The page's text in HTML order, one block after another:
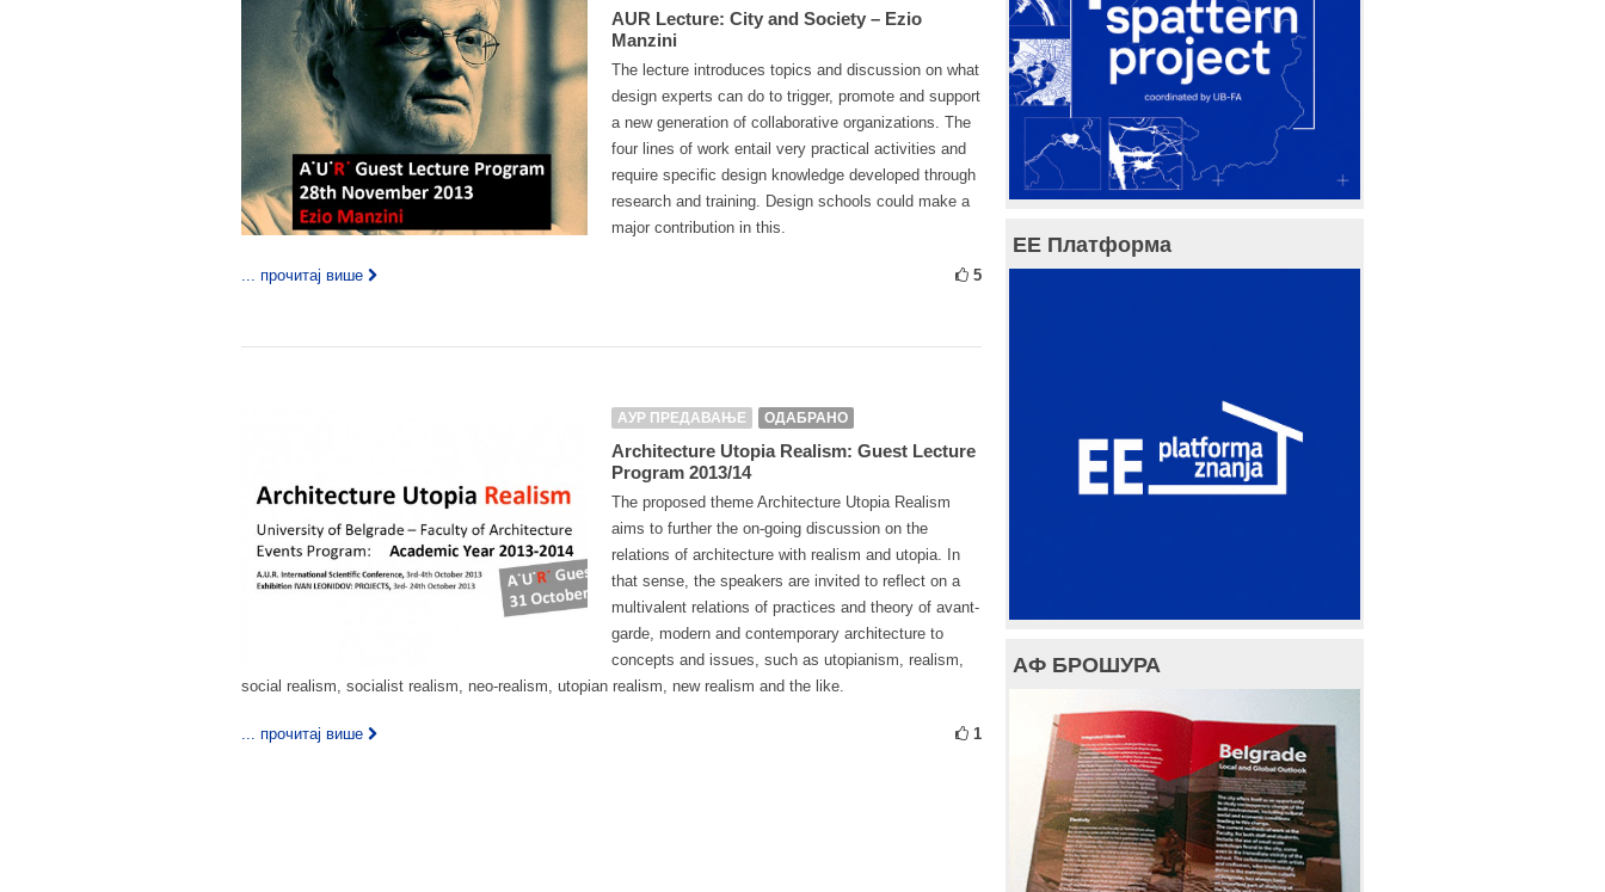
AUR Lecture: City and Society – Ezio
Manzini
The lecture introduces topics and discussion on what
design experts can do to trigger, promote and support
a new generation of collaborative organizations. The
four lines of work entail very practical activities and
require specific design knowledge developed through
research and training. Design schools could make a
major contribution in this.
... прочитај више 5
АУР ПРЕДАВАЊЕ ОДАБРАНО
Architecture Utopia Realism: Guest Lecture
Program 2013/14
The proposed theme Architecture Utopia Realism
aims to further the on-going discussion on the
relations of architecture with realism and utopia. In
that sense, the speakers are invited to reflect on a
multivalent relations of practices and theory of avant-
garde, modern and contemporary architecture to
concepts and issues, such as utopianism, realism,
social realism, socialist realism, neo-realism, utopian realism, new realism and the like.
... прочитај више 1
ЕЕ Платформа
АФ БРОШУРА